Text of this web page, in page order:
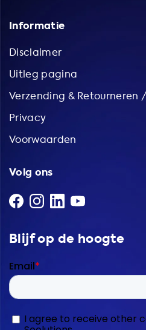
Informatie
Disclaimer
Uitleg pagina
Verzending & Retourneren
Privacy
Voorwaarden
Volg ons
Blijf op de hoogte